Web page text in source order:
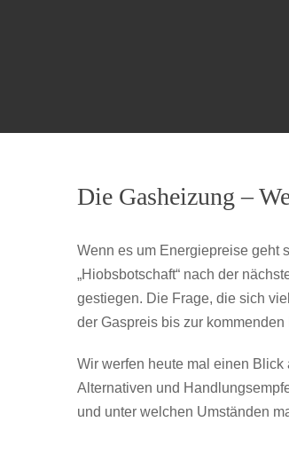
Die Gasheizung –
Wenn es um Energiepreise geht
„Hiobsbotschaft“ nach der
gestiegen. Die Frage, die sich
der Gaspreis bis zur
Wir werfen heute mal einen
Alternativen und
und unter welchen Umständen